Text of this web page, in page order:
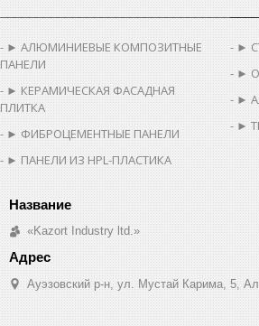
► АЛЮМИНИЕВЫЕ КОМПОЗИТНЫЕ
ПАНЕЛИ
► КЕРАМИЧЕСКАЯ ФАСАДНАЯ
ПЛИТКА
► ФИБРОЦЕМЕНТНЫЕ ПАНЕЛИ
► ПАНЕЛИ ИЗ HPL-ПЛАСТИКА
►
►
►
►
«Kazort Industry ltd.»
​Ауэзовский р-н, ул. Мустай Карима, 5,